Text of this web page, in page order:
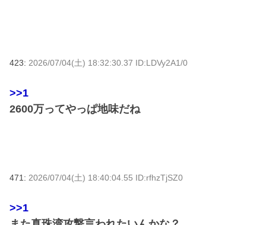
423: 2026/07/04(土) 18:32:30.37 ID:LDVy2A1/0
>>1
2600万ってやっぱ地味だね
471: 2026/07/04(土) 18:40:04.55 ID:rfhzTjSZ0
>>1